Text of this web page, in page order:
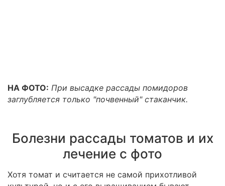
НА ФОТО: При высадке рассады помидоров
заглубляется только "почвенный" стаканчик.
Болезни рассады томатов и их
лечение с фото
Хотя томат и считается не самой прихотливой